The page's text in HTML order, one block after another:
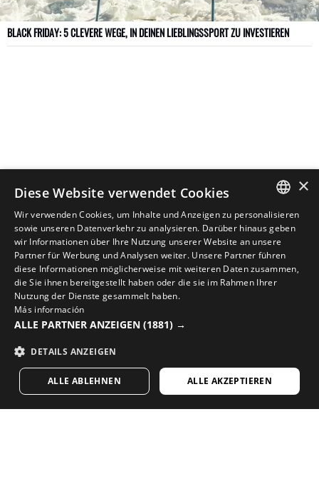
VERVOLLSTÄNDIGE DEINEN LOOK MIT DER BESTEN
RADSPORTAUSRÜSTUNG
Entdecke neue Radsportartikel in Sirokos Online-
BESUCHE UNSEREN SHOP
BLACK FRIDAY: 5 CLEVERE WEGE, IN DEINEN LIEBLINGSSPORT ZU INVESTIEREN
SPANISH
ENGLISH
GREEK
×
Diese Website verwendet Cookies
Wir verwenden Cookies, um Inhalte und Anzeigen zu personalisieren
sowie unseren Datenverkehr zu analysieren. Darüber hinaus geben
wir Informationen über Ihre Nutzung unserer Website an unsere
Partner für Werbung und Analysen weiter. Unsere Partner führen
diese Informationen möglicherweise mit weiteren Daten zusammen,
die Sie ihnen bereitgestellt haben oder die sie im Rahmen Ihrer
Nutzung der Dienste gesammelt haben.
Más información
ALLE PARTNER ANZEIGEN (1881) →
DETAILS ANZEIGEN
ALLE AKZEPTIEREN
ALLE ABLEHNEN